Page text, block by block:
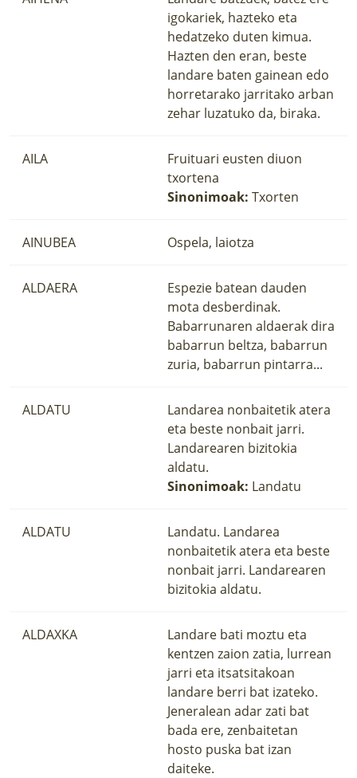
igokariek, hazteko eta
hedatzeko duten kimua.
Hazten den eran, beste
landare baten gainean edo
horretarako jarritako arban
zehar luzatuko da, biraka.
AILA
Fruituari eusten diuon
txortena
Sinonimoak: Txorten
AINUBEA Ospela, laiotza
ALDAERA
Espezie batean dauden
mota desberdinak.
Babarrunaren aldaerak dira
babarrun beltza, babarrun
zuria, babarrun pintarra...
ALDATU
Landarea nonbaitetik atera
eta beste nonbait jarri.
Landarearen bizitokia
aldatu.
Sinonimoak: Landatu
ALDATU
Landatu. Landarea
nonbaitetik atera eta beste
nonbait jarri. Landarearen
bizitokia aldatu.
ALDAXKA
Landare bati moztu eta
kentzen zaion zatia, lurrean
jarri eta itsatsitakoan
landare berri bat izateko.
Jeneralean adar zati bat
bada ere, zenbaitetan
hosto puska bat izan
daiteke.